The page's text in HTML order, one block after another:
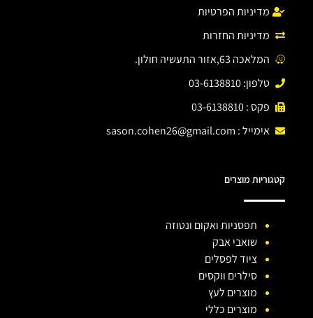
מדיניות הפרטיות
מדיניות החזרות
המלאכה 63,אזור התעשיה חולון.
טלפון: 03-6138810
פקס : 03-6138810
אימייל : sason.cohen26@gmail.com
קטגוריות מוצרים
תפסניות ואקום ונטוזה
שואבי אבק
ציוד לפסלים
סילרים ווקסים
מוצרים לעץ
מוצרים כללי